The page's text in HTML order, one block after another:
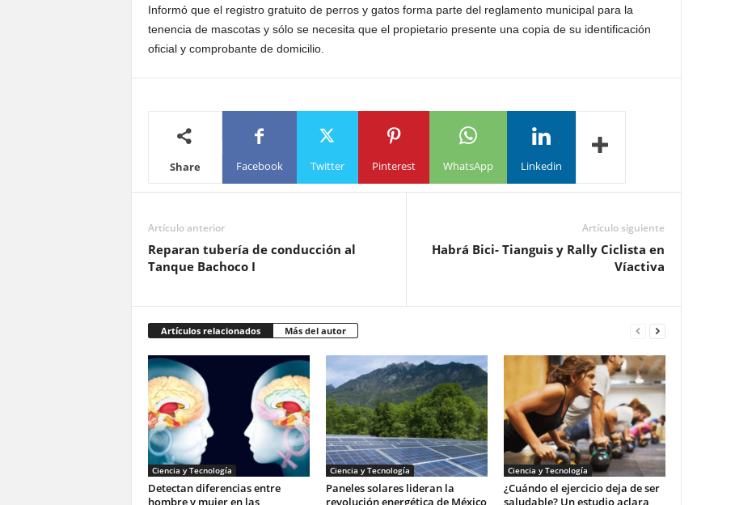
Informó que el registro gratuito de perros y gatos forma parte del reglamento municipal para la
tenencia de mascotas y sólo se necesita que el propietario presente una copia de su identificación
oficial y comprobante de domicilio.
Share Facebook Twitter Pinterest WhatsApp Linkedin
Artículo anterior
Reparan tubería de conducción al
Tanque Bachoco I
Artículo siguiente
Habrá Bici- Tianguis y Rally Ciclista en
Víactiva
Artículos relacionados Más del autor
Ciencia y Tecnología
Detectan diferencias entre
hombre y mujer en las
Ciencia y Tecnología
Paneles solares lideran la
revolución energética de México
Ciencia y Tecnología
¿Cuándo el ejercicio deja de ser
saludable? Un estudio aclara